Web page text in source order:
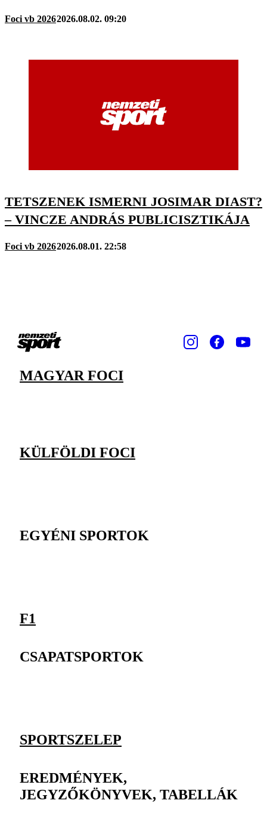
Foci vb 20262026.08.02. 09:20
TETSZENEK ISMERNI JOSIMAR DIAST?
– VINCZE ANDRÁS PUBLICISZTIKÁJA
Foci vb 20262026.08.01. 22:58
MAGYAR FOCI
KÜLFÖLDI FOCI
EGYÉNI SPORTOK
F1
CSAPATSPORTOK
SPORTSZELEP
EREDMÉNYEK,
JEGYZŐKÖNYVEK, TABELLÁK